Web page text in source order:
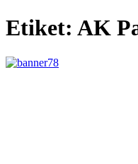
Etiket: AK